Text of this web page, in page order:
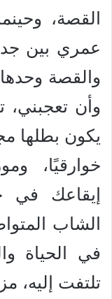
القصة،
عمري بين
والقصة
وأن تعجبني،
يكون بطلها
خوارقيًا،
إيقاعك في
الشاب
في الحياة
تلتفت إليه،